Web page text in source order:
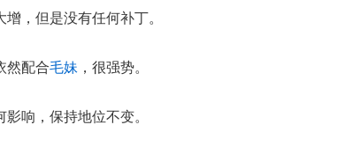
增，但是没有任何补丁。
然配合毛妹 ，很强势。
影响，保持地位不变。